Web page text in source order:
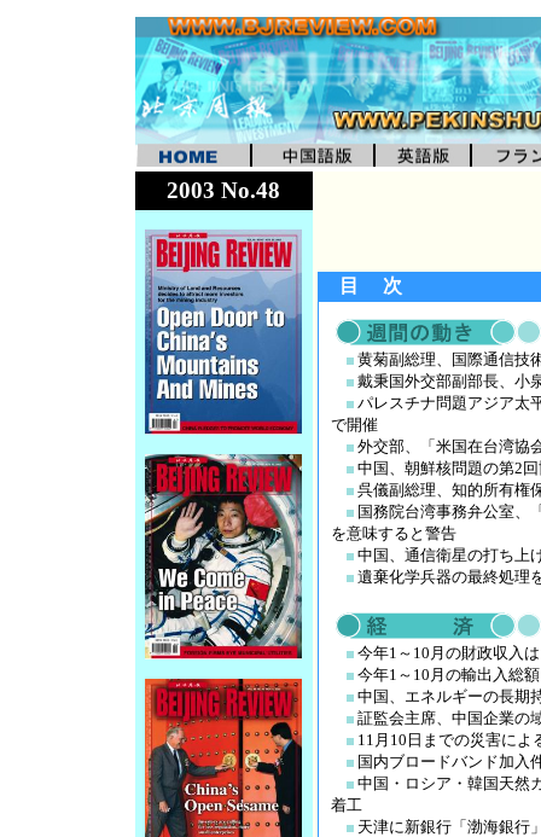
2003 No.48
目 次
黄菊副総理、国際通信技
戴秉国外交部副部長、小
パレスチナ問題アジア太
で開催
外交部、「米国在台湾協
中国、朝鮮核問題の第2
呉儀副総理、知的所有権
国務院台湾事務弁公室、
を意味すると警告
中国、通信衛星の打ち上
遺棄化学兵器の最終処理
今年1～10月の財政収入
今年1～10月の輸出入総
中国、エネルギーの長期
証監会主席、中国企業の
11月10日までの災害によ
国内ブロードバンド加入
中国・ロシア・韓国天然
着工
天津に新銀行「渤海銀行